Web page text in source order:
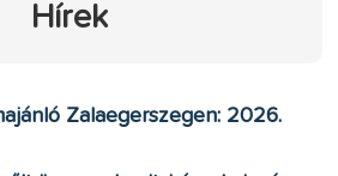
Hírek
Zalaegerszegen: 2026.